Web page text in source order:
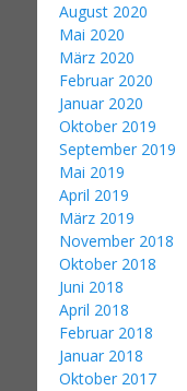
August 2020
Mai 2020
März 2020
Februar 2020
Januar 2020
Oktober 2019
September 2019
Mai 2019
April 2019
März 2019
November 2018
Oktober 2018
Juni 2018
April 2018
Februar 2018
Januar 2018
Oktober 2017